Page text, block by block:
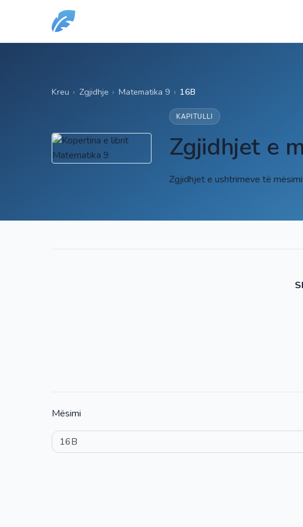
Kreu › Zgjidhje › Matematika 9 › 16B
KAPITULLI
Zgjidhjet e
Zgjidhjet e ushtrimeve të
Mësimi